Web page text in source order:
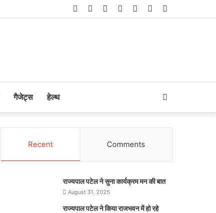
Telegram
Instagram
YouTube
LinkedIn
Twitter
Facebook
गैजेट्स हेल्थ
for
Recent Comments
राज्यपाल पटेल ने सुना कार्यक्रम मन की बात
August 31, 2025
राज्यपाल पटेल ने किया राजभवन में हो रहे